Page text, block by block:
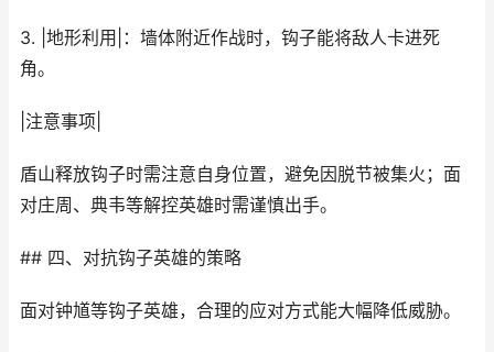
3. |地形利用|：墙体附近作战时，钩子能将敌人卡进死
角。
|注意事项|
盾山释放钩子时需注意自身位置，避免因脱节被集火；面
对庄周、典韦等解控英雄时需谨慎出手。
## 四、对抗钩子英雄的策略
面对钟馗等钩子英雄，合理的应对方式能大幅降低威胁。